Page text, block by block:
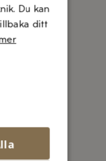
Du kan
ditt